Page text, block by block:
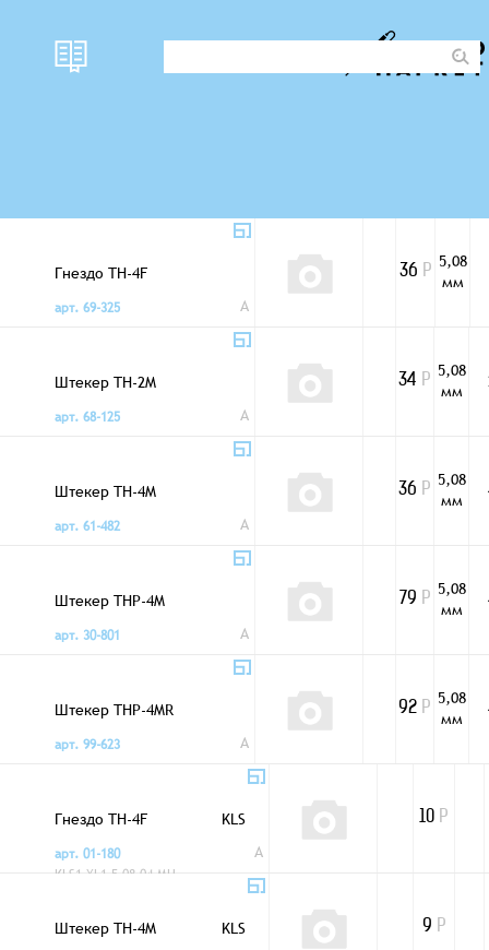
Гнездо TH-4F
арт. 69-325
A
36 Р
5,08
мм
Штекер TH-2M
арт. 68-125
A
34 Р
5,08
мм
Штекер TH-4M
арт. 61-482
A
36 Р
5,08
мм
Штекер THP-4M
арт. 30-801
A
79 Р
5,08
мм
Штекер THP-4MR
арт. 99-623
A
92 Р
5,08
мм
Гнездо TH-4F
KLS
арт. 01-180
KLS1-XL1-5.08-04-MH
A
10 Р
Штекер TH-4M
KLS
9 Р